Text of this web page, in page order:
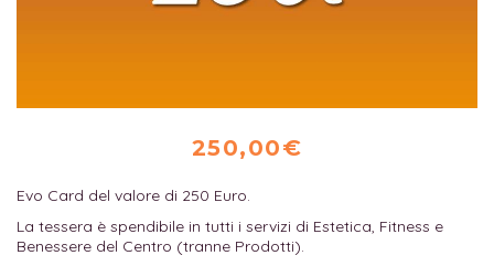
250,00€
Evo Card del valore di 250 Euro.
La tessera è spendibile in tutti i servizi di Estetica, Fitness e
Benessere del Centro (tranne Prodotti).